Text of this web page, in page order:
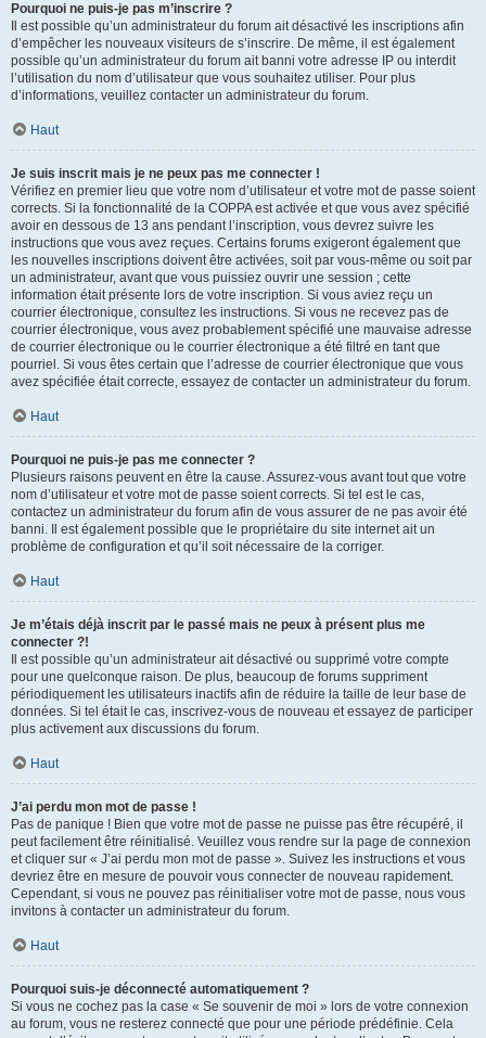
Pourquoi ne puis-je pas m’inscrire ?
Il est possible qu’un administrateur du forum ait désactivé les inscriptions afin
d’empêcher les nouveaux visiteurs de s’inscrire. De même, il est également
possible qu’un administrateur du forum ait banni votre adresse IP ou interdit
l’utilisation du nom d’utilisateur que vous souhaitez utiliser. Pour plus
d’informations, veuillez contacter un administrateur du forum.
Haut
Je suis inscrit mais je ne peux pas me connecter !
Vérifiez en premier lieu que votre nom d’utilisateur et votre mot de passe soient
corrects. Si la fonctionnalité de la COPPA est activée et que vous avez spécifié
avoir en dessous de 13 ans pendant l’inscription, vous devrez suivre les
instructions que vous avez reçues. Certains forums exigeront également que
les nouvelles inscriptions doivent être activées, soit par vous-même ou soit par
un administrateur, avant que vous puissiez ouvrir une session ; cette
information était présente lors de votre inscription. Si vous aviez reçu un
courrier électronique, consultez les instructions. Si vous ne recevez pas de
courrier électronique, vous avez probablement spécifié une mauvaise adresse
de courrier électronique ou le courrier électronique a été filtré en tant que
pourriel. Si vous êtes certain que l’adresse de courrier électronique que vous
avez spécifiée était correcte, essayez de contacter un administrateur du forum.
Haut
Pourquoi ne puis-je pas me connecter ?
Plusieurs raisons peuvent en être la cause. Assurez-vous avant tout que votre
nom d’utilisateur et votre mot de passe soient corrects. Si tel est le cas,
contactez un administrateur du forum afin de vous assurer de ne pas avoir été
banni. Il est également possible que le propriétaire du site internet ait un
problème de configuration et qu’il soit nécessaire de la corriger.
Haut
Je m’étais déjà inscrit par le passé mais ne peux à présent plus me
connecter ?!
Il est possible qu’un administrateur ait désactivé ou supprimé votre compte
pour une quelconque raison. De plus, beaucoup de forums suppriment
périodiquement les utilisateurs inactifs afin de réduire la taille de leur base de
données. Si tel était le cas, inscrivez-vous de nouveau et essayez de participer
plus activement aux discussions du forum.
Haut
J’ai perdu mon mot de passe !
Pas de panique ! Bien que votre mot de passe ne puisse pas être récupéré, il
peut facilement être réinitialisé. Veuillez vous rendre sur la page de connexion
et cliquer sur « J’ai perdu mon mot de passe ». Suivez les instructions et vous
devriez être en mesure de pouvoir vous connecter de nouveau rapidement.
Cependant, si vous ne pouvez pas réinitialiser votre mot de passe, nous vous
invitons à contacter un administrateur du forum.
Haut
Pourquoi suis-je déconnecté automatiquement ?
Si vous ne cochez pas la case « Se souvenir de moi » lors de votre connexion
au forum, vous ne resterez connecté que pour une période prédéfinie. Cela